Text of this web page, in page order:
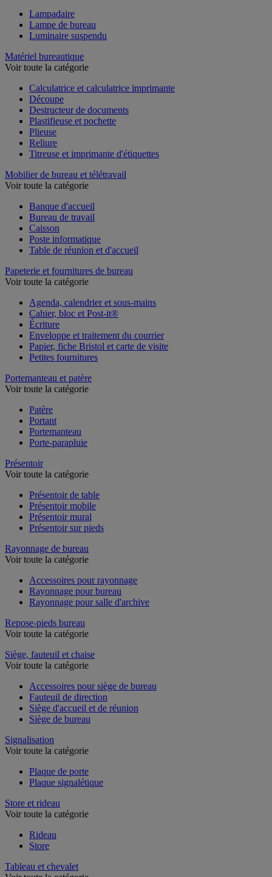
Lampadaire
Lampe de bureau
Luminaire suspendu
Matériel bureautique
Voir toute la catégorie
Calculatrice et calculatrice imprimante
Découpe
Destructeur de documents
Plastifieuse et pochette
Plieuse
Reliure
Titreuse et imprimante d'étiquettes
Mobilier de bureau et télétravail
Voir toute la catégorie
Banque d'accueil
Bureau de travail
Caisson
Poste informatique
Table de réunion et d'accueil
Papeterie et fournitures de bureau
Voir toute la catégorie
Agenda, calendrier et sous-mains
Cahier, bloc et Post-it®
Écriture
Enveloppe et traitement du courrier
Papier, fiche Bristol et carte de visite
Petites fournitures
Portemanteau et patère
Voir toute la catégorie
Patère
Portant
Portemanteau
Porte-parapluie
Présentoir
Voir toute la catégorie
Présentoir de table
Présentoir mobile
Présentoir mural
Présentoir sur pieds
Rayonnage de bureau
Voir toute la catégorie
Accessoires pour rayonnage
Rayonnage pour bureau
Rayonnage pour salle d'archive
Repose-pieds bureau
Voir toute la catégorie
Siège, fauteuil et chaise
Voir toute la catégorie
Accessoires pour siège de bureau
Fauteuil de direction
Siège d'accueil et de réunion
Siège de bureau
Signalisation
Voir toute la catégorie
Plaque de porte
Plaque signalétique
Store et rideau
Voir toute la catégorie
Rideau
Store
Tableau et chevalet